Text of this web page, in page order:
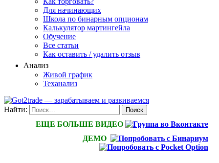
Для начинающих
Школа по бинарным опционам
Калькулятор мартингейла
Обучение
Все статьи
Как оставить / удалить отзыв
Анализ
Живой график
Теханализ
Найти:
ЕЩЕ БОЛЬШЕ ВИДЕО
ДЕМО